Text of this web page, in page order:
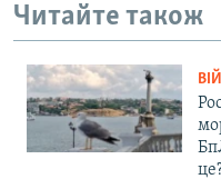
Читайте також